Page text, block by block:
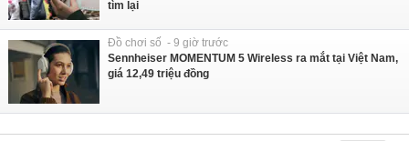
tìm lại
Đồ chơi số - 9 giờ trước
Sennheiser MOMENTUM 5 Wireless ra mắt tại Việt Nam,
giá 12,49 triệu đồng